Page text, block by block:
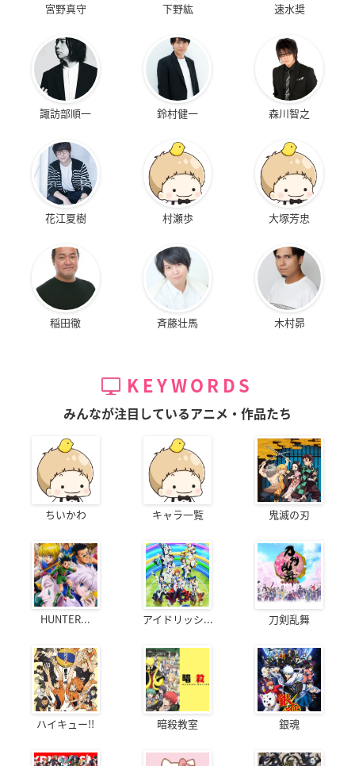
宮野真守 下野紘 速水奨
諏訪部順一 鈴村健一 森川智之
花江夏樹 村瀬歩 大塚芳忠
稲田徹 斉藤壮馬 木村昴
KEYWORDS
みんなが注目しているアニメ・作品たち
ちいかわ キャラ一覧 鬼滅の刃
HUNTER... アイドリッシ... 刀剣乱舞
ハイキュー!! 暗殺教室 銀魂